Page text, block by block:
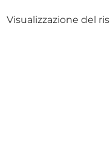
Visualizzazione del